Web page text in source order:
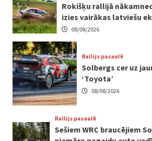
Rokišķu rallijā
izies vairākas latviešu
08/08/2026
Rallijs pasaulē
Solbergs cer uz
‘Toyota’
08/08/2026
Rallijs pasaulē
Sešiem WRC braucējiem